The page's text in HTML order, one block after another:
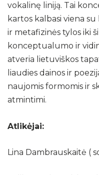
vokalinę liniją. Tai
kartos kalbasi viena
ir metafizinės tylos iki
konceptualumo ir
atveria lietuviškos
liaudies dainos ir
naujomis formomis ir
atmintimi.
Atlikėjai:
Lina Dambrauskaitė (